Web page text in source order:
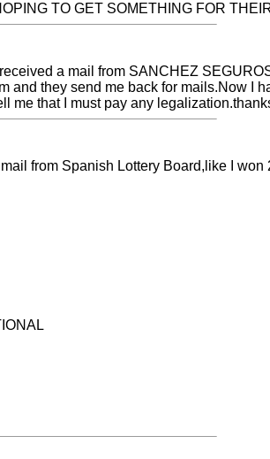
TO GET SOMETHING FOR
a mail from SANCHEZ
and they send me back for mails.Now I
me that I must pay any
from Spanish Lottery Board,like I